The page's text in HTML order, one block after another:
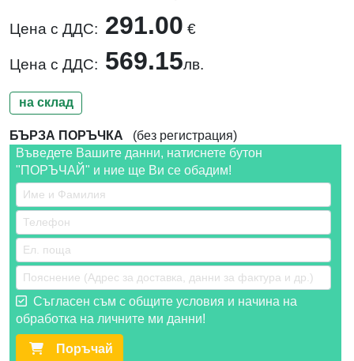
Цена с ДДС: 291.00 €
Цена с ДДС: 569.15лв.
на склад
БЪРЗА ПОРЪЧКА (без регистрация)
Въведете Вашите данни, натиснете бутон
"ПОРЪЧАЙ" и ние ще Ви се обадим!
Съгласен съм с общите условия и начина на
обработка на личните ми данни!
Поръчай